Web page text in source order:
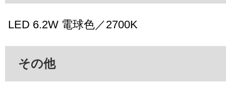
LED 6.2W 電球色／2700K
その他